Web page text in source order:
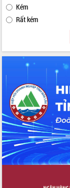
Kém
Rất kém